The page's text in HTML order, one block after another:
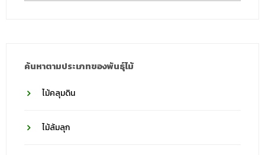
ค้นหาตามประเภทของพันธุ์ไม้
ไม้คลุมดิน
ไม้ล้มลุก